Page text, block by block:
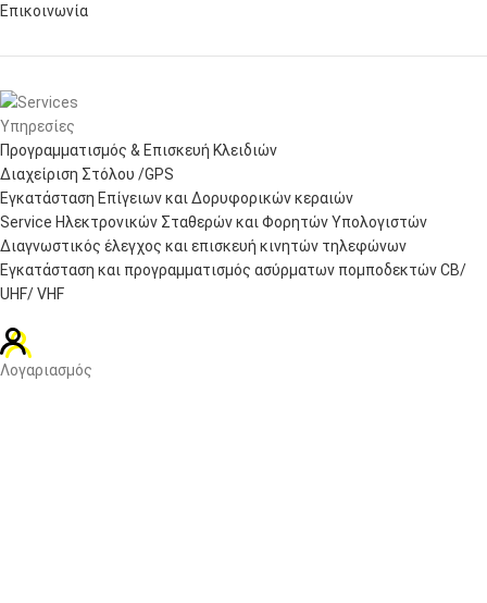
Επικοινωνία
Υπηρεσίες
Προγραμματισμός & Επισκευή Κλειδιών
Διαχείριση Στόλου /GPS
Εγκατάσταση Επίγειων και Δορυφορικών κεραιών
Service Ηλεκτρονικών Σταθερών και Φορητών Υπολογιστών
Διαγνωστικός έλεγχος και επισκευή κινητών τηλεφώνων
Εγκατάσταση και προγραμματισμός ασύρματων πομποδεκτών CB/
UHF/ VHF
Λογαριασμός